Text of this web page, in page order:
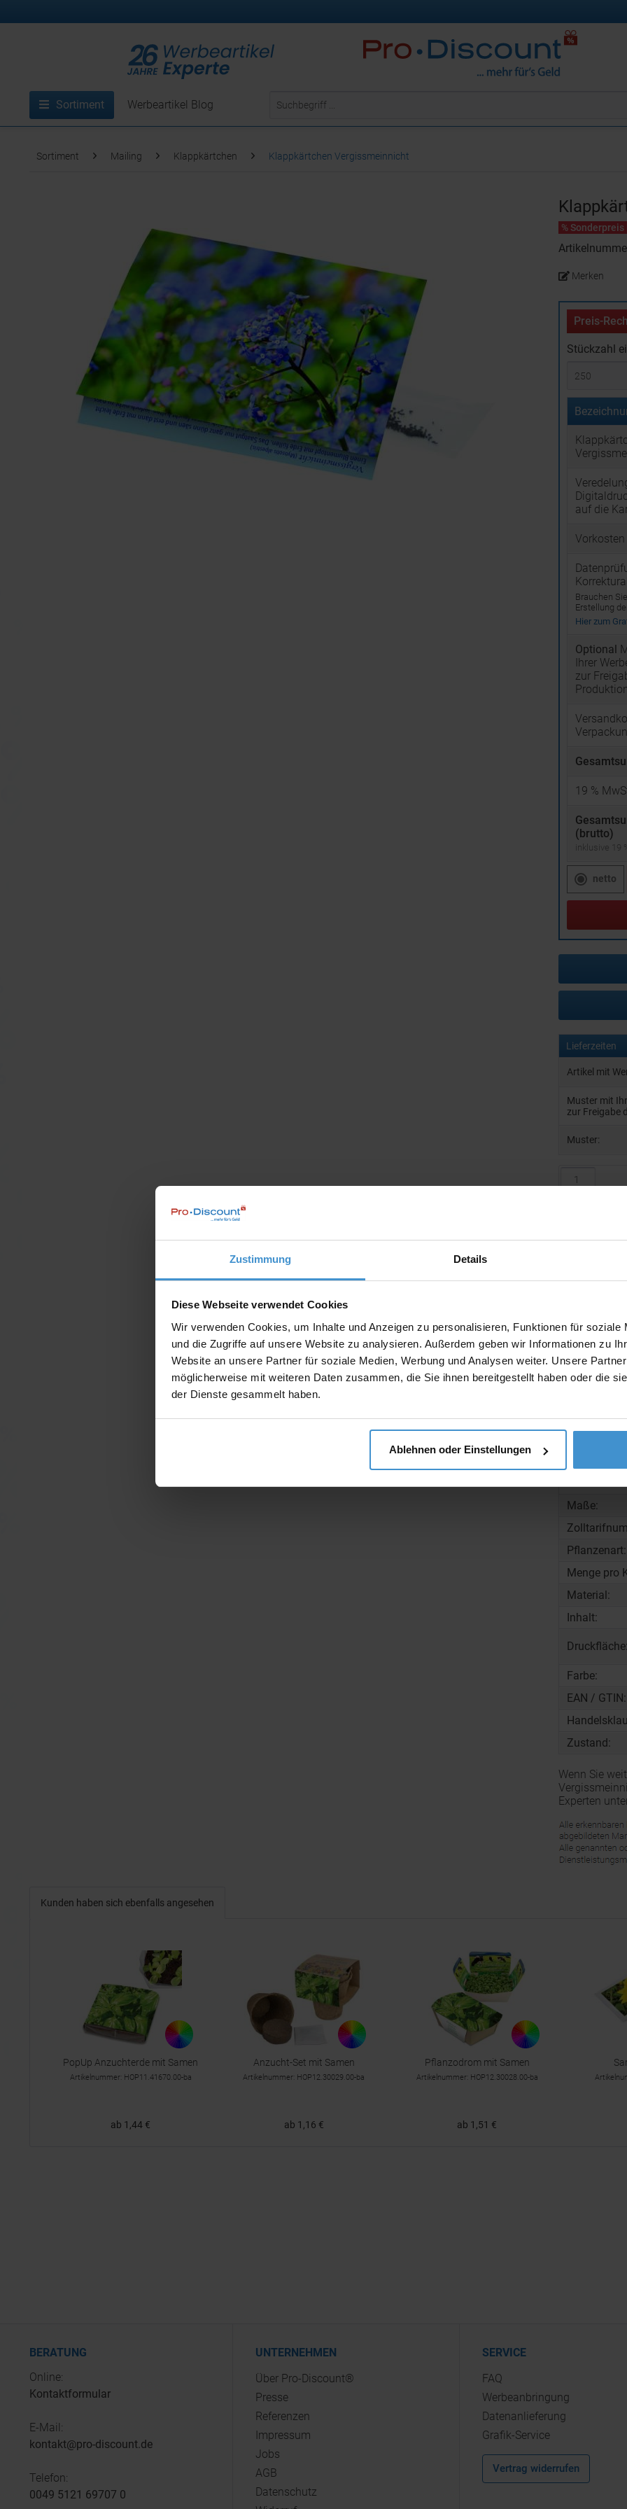
Zustimmung Details
Diese Webseite verwendet Cookies
Wir verwenden Cookies, um Inhalte und Anzeigen zu personalisieren, Funktionen für soziale
und die Zugriffe auf unsere Website zu analysieren. Außerdem geben wir Informationen zu
Website an unsere Partner für soziale Medien, Werbung und Analysen weiter. Unsere
möglicherweise mit weiteren Daten zusammen, die Sie ihnen bereitgestellt haben oder die
der Dienste gesammelt haben.
Ablehnen oder Einstellungen
Sortiment Werbeartikel Blog
Sortiment Mailing Klappkärtchen Klappkärtchen Vergissmeinnicht
% Sonderpreis
Merken
Preis-
Stückzahl
auf die
Vorkosten
Brauchen
Erstellung
Hier zum
Optional
Ihrer
zur
19 %
(brutto)
inklusive 19
netto
Lieferzeiten
Artikel mit
Muster mit
zur Freigabe
Muster:
Gewicht:
Maße:
Pflanzenart:
Menge pro
Material:
Inhalt:
Druckfläche:
Farbe:
EAN / GTIN:
Zustand:
Wenn Sie
Experten
Kunden haben sich ebenfalls angesehen
PopUp Anzuchterde mit Samen
Artikelnummer: HOP11.41670.00-ba
ab 1,44 €
Anzucht-Set mit Samen
Artikelnummer: HOP12.30029.00-ba
ab 1,16 €
Pflanzodrom mit Samen
Artikelnummer: HOP12.30028.00-ba
ab 1,51 €
BERATUNG
Online:
Kontaktformular
E-Mail:
kontakt@pro-discount.de
Telefon:
0049 5121 69707 0
UNTERNEHMEN
Über Pro-Discount®
Presse
Referenzen
Impressum
Jobs
AGB
Datenschutz
SERVICE
FAQ
Werbeanbringung
Datenanlieferung
Grafik-Service
Vertrag widerrufen